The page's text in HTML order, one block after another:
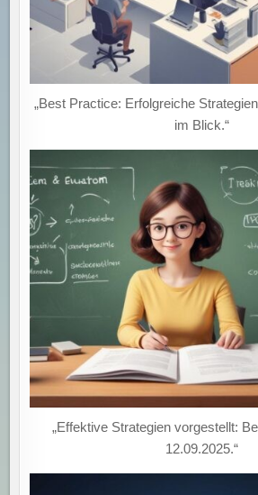
„Best Practice: Erfolgreiche
im Blick.“
„Effektive Strategien vorgestellt:
12.09.2025.“